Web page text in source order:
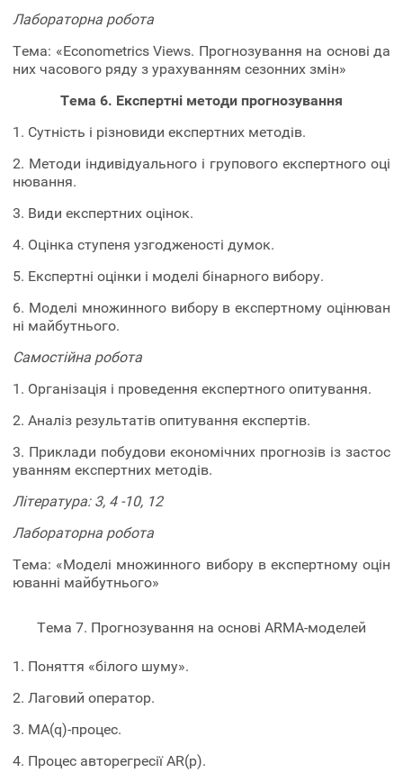
Лабораторна робота
Тема: «Econometrics Views. Прогнозування на основі да
них часового ряду з урахуванням сезонних змін»
Тема 6. Експертні методи прогнозування
1. Сутність і різновиди експертних методів.
2. Методи індивідуального і групового експертного оці
нювання.
3. Види експертних оцінок.
4. Оцінка ступеня узгодженості думок.
5. Експертні оцінки і моделі бінарного вибору.
6. Моделі множинного вибору в експертному оцінюван
ні майбутнього.
Самостійна робота
1. Організація і проведення експертного опитування.
2. Аналіз результатів опитування експертів.
3. Приклади побудови економічних прогнозів із застос
уванням експертних методів.
Література: 3, 4 -10, 12
Лабораторна робота
Тема: «Моделі множинного вибору в експертному оцін
юванні майбутнього»
Тема 7. Прогнозування на основі ARMA-моделей
1. Поняття «білого шуму».
2. Лаговий оператор.
3. МА(q)-процес.
4. Процес авторегресії AR(p).